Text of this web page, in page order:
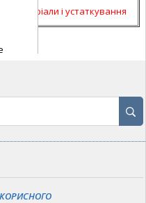
матеріали і устаткування